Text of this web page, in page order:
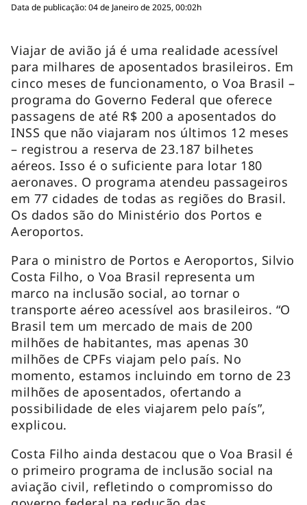
Data de publicação: 04 de Janeiro de 2025, 00:02h
Viajar de avião já é uma realidade acessível
para milhares de aposentados brasileiros. Em
cinco meses de funcionamento, o Voa Brasil –
programa do Governo Federal que oferece
passagens de até R$ 200 a aposentados do
INSS que não viajaram nos últimos 12 meses
– registrou a reserva de 23.187 bilhetes
aéreos. Isso é o suficiente para lotar 180
aeronaves. O programa atendeu passageiros
em 77 cidades de todas as regiões do Brasil.
Os dados são do Ministério dos Portos e
Aeroportos.
Para o ministro de Portos e Aeroportos, Silvio
Costa Filho, o Voa Brasil representa um
marco na inclusão social, ao tornar o
transporte aéreo acessível aos brasileiros. “O
Brasil tem um mercado de mais de 200
milhões de habitantes, mas apenas 30
milhões de CPFs viajam pelo país. No
momento, estamos incluindo em torno de 23
milhões de aposentados, ofertando a
possibilidade de eles viajarem pelo país”,
explicou.
Costa Filho ainda destacou que o Voa Brasil é
o primeiro programa de inclusão social na
aviação civil, refletindo o compromisso do